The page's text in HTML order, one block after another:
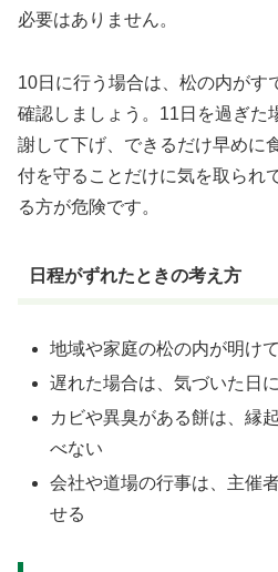
必要はありません。
10日に行う場合は、松の内がす
確認しましょう。11日を過ぎた
謝して下げ、できるだけ早めに
付を守ることだけに気を取られ
る方が危険です。
日程がずれたときの考え方
地域や家庭の松の内が明け
遅れた場合は、気づいた日
カビや異臭がある餅は、縁
べない
会社や道場の行事は、主催
せる